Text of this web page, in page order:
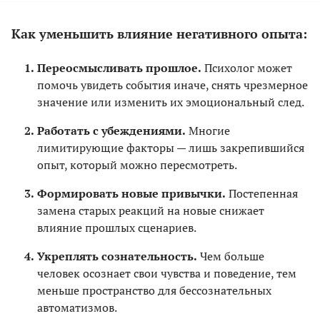
Как уменьшить влияние негативного опыта:
Переосмысливать прошлое. Психолог может
помочь увидеть события иначе, снять чрезмерное
значение или изменить их эмоциональный след.
Работать с убеждениями. Многие
лимитирующие факторы — лишь закрепившийся
опыт, который можно пересмотреть.
Формировать новые привычки. Постепенная
замена старых реакций на новые снижает
влияние прошлых сценариев.
Укреплять сознательность. Чем больше
человек осознает свои чувства и поведение, тем
меньше пространство для бессознательных
автоматизмов.